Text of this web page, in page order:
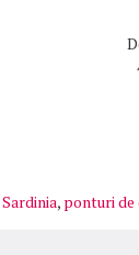
Sardinia, ponturi